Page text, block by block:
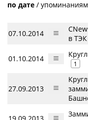
по дате / упоминаниям
07.10.2014
в
01.10.2014
1
27.09.2013